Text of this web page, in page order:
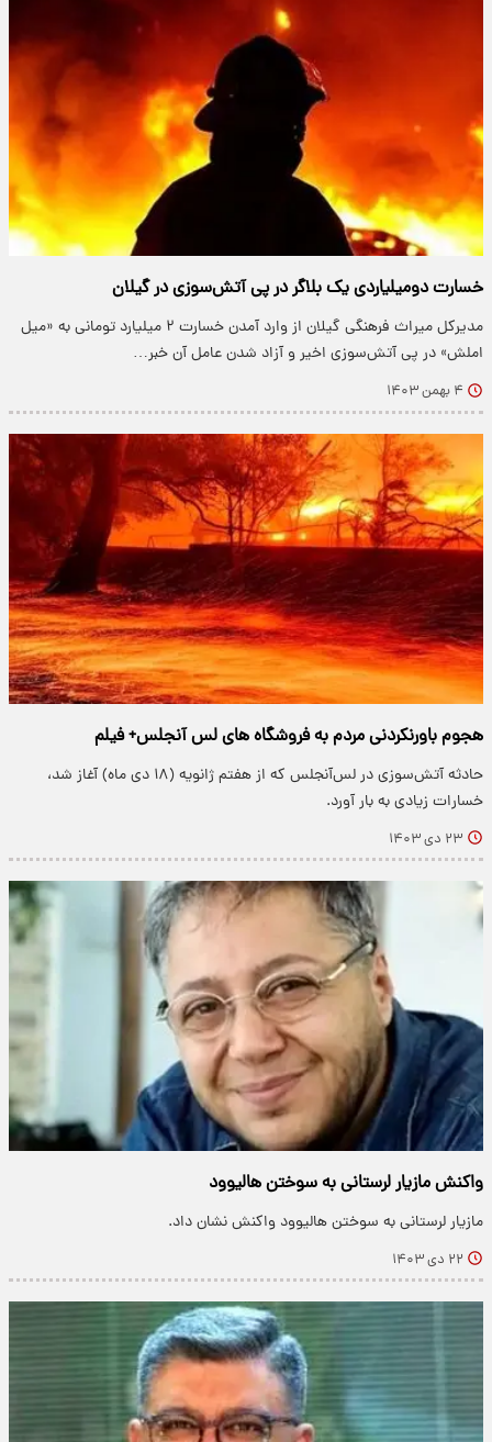
خسارت دومیلیاردی یک بلاگر در پی آتش‌سوزی در گیلان
مدیرکل میراث فرهنگی گیلان از وارد آمدن خسارت ۲ میلیارد تومانی به «میل
املش» در پی آتش‌سوزی اخیر و آزاد شدن عامل آن خبر…
۴ بهمن ۱۴۰۳
هجوم باورنکردنی مردم به فروشگاه های لس آنجلس+ فیلم
حادثه آتش‌سوزی در لس‌آنجلس که از هفتم ژانویه (۱۸ دی ماه) آغاز شد،
خسارات زیادی به بار آورد.
۲۳ دی ۱۴۰۳
واکنش مازیار لرستانی به سوختن هالیوود
مازیار لرستانی به سوختن هالیوود واکنش نشان داد.
۲۲ دی ۱۴۰۳